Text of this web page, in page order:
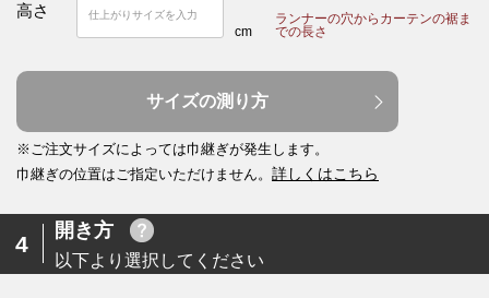
高さ
cm
ランナーの穴からカーテンの裾ま
での長さ
サイズの測り方
※ご注文サイズによっては巾継ぎが発生します。
巾継ぎの位置はご指定いただけません。 詳しくはこちら
4
開き方
以下より選択してください